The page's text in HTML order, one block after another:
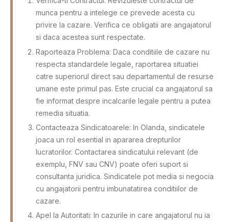
munca pentru a intelege ce prevede acesta cu
privire la cazare. Verifica ce obligatii are angajatorul
si daca acestea sunt respectate.
Raporteaza Problema: Daca conditiile de cazare nu
respecta standardele legale, raportarea situatiei
catre superiorul direct sau departamentul de resurse
umane este primul pas. Este crucial ca angajatorul sa
fie informat despre incalcarile legale pentru a putea
remedia situatia.
Contacteaza Sindicatoarele: In Olanda, sindicatele
joaca un rol esential in apararea drepturilor
lucratorilor. Contactarea sindicatului relevant (de
exemplu, FNV sau CNV) poate oferi suport si
consultanta juridica. Sindicatele pot media si negocia
cu angajatorii pentru imbunatatirea conditiilor de
cazare.
Apel la Autoritati: In cazurile in care angajatorul nu ia